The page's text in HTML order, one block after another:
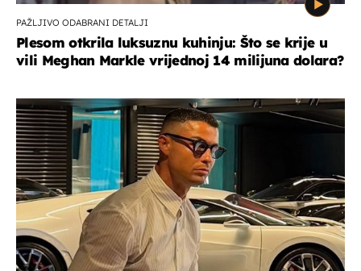
PAŽLJIVO ODABRANI DETALJI
Plesom otkrila luksuznu kuhinju: Što se krije u
vili Meghan Markle vrijednoj 14 milijuna dolara?